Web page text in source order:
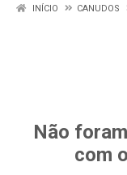
INÍCIO CANUDOS
Não
com